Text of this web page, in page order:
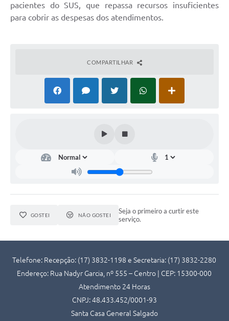
pacientes do SUS, que repassa recursos insuficientes
para cobrir as despesas dos atendimentos.
COMPARTILHAR
GOSTEI NÃO GOSTEI
Seja o primeiro a curtir este
serviço.
Telefone: Recepção: (17) 3832-1198 e Secretaria: (17) 3832-2280
Endereço: Rua Nadyr Garcia, nº 555 – Centro | CEP: 15300-000
Atendimento 24 Horas
CNPJ: 48.433.452/0001-93
Santa Casa General Salgado